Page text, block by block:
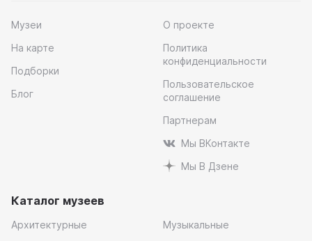
Музеи
На карте
Подборки
Блог
О проекте
Политика
конфиденциальности
Пользовательское
соглашение
Партнерам
Мы ВКонтакте
Мы В Дзене
Каталог музеев
Архитектурные
Музыкальные